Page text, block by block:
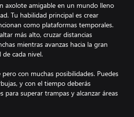
axolote amigable en un mundo lleno
Tu habilidad principal es crear
como plataformas temporales.
más alto, cruzar distancias
mientras avanzas hacia la gran
de cada nivel.
pero con muchas posibilidades. Puedes
y con el tiempo deberás
para superar trampas y alcanzar áreas